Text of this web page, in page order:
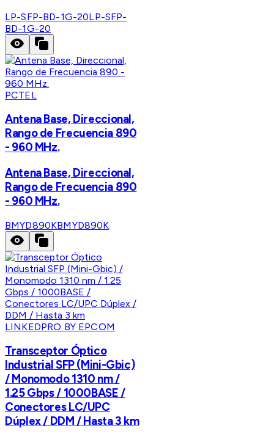
LP-SFP-BD-1G-20LP-SFP-
BD-1G-20
PCTEL
Antena Base, Direccional,
Rango de Frecuencia 890
- 960 MHz.
Antena Base, Direccional,
Rango de Frecuencia 890
- 960 MHz.
BMYD890KBMYD890K
LINKEDPRO BY EPCOM
Transceptor Óptico
Industrial SFP (Mini-Gbic)
/ Monomodo 1310 nm /
1.25 Gbps / 1000BASE /
Conectores LC/UPC
Dúplex / DDM / Hasta 3 km